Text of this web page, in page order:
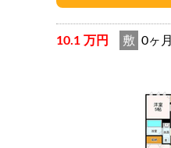
10.1 万円 敷 0ヶ月